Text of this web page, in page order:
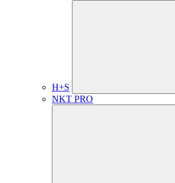
H+S
NKT PRO